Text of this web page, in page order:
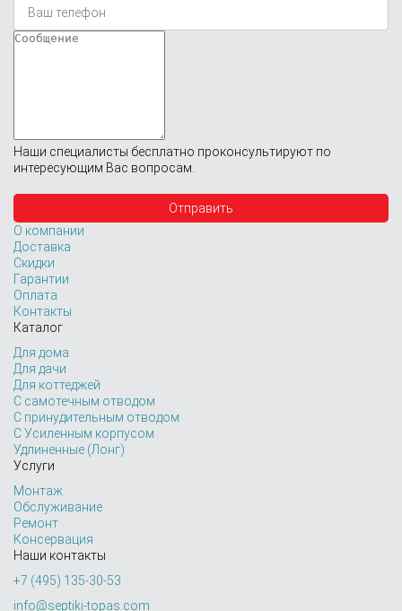
Наши специалисты бесплатно проконсультируют по
интересующим Вас вопросам.
О компании
Доставка
Скидки
Гарантии
Оплата
Контакты
Каталог
Для дома
Для дачи
Для коттеджей
С самотечным отводом
С принудительным отводом
С Усиленным корпусом
Удлиненные (Лонг)
Услуги
Монтаж
Обслуживание
Ремонт
Консервация
Наши контакты
+7 (495) 135-30-53
info@septiki-topas.com